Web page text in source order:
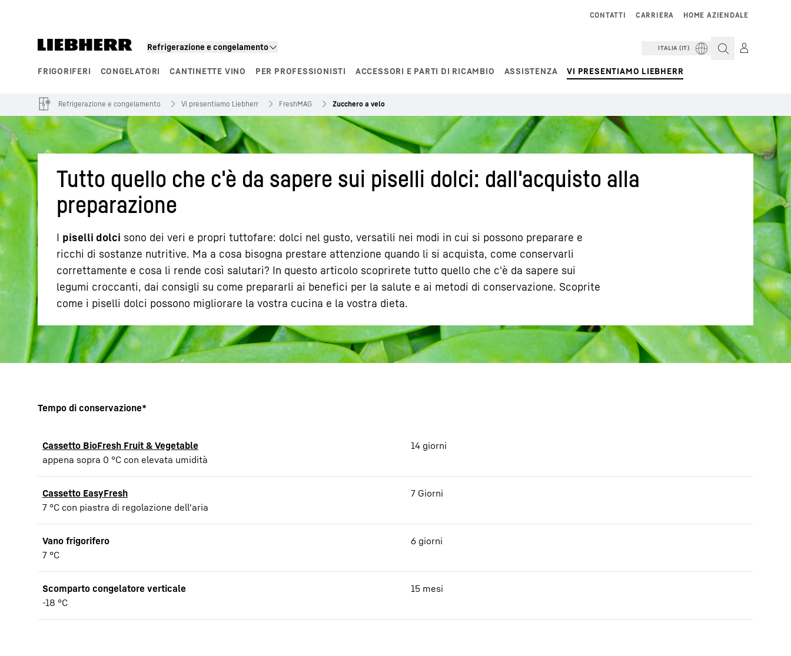
Refrigerazione e congelamento
FRIGORIFERI CONGELATORI CANTINETTE VINO PER PROFESSIONISTI ACCESSORI E PARTI DI RICAMBIO ASSISTENZA VI PRESENTIAMO LIEBHERR
HOME AZIENDALE
CARRIERA
CONTATTI
ITALIA (IT)
Maggiori informazioni sulla società Carriera in Liebherr
Refrigerazione e congelamento Vi presentiamo Liebherr FreshMAG Zucchero a velo
Tutto quello che c'è da sapere sui piselli dolci: dall'acquisto alla
preparazione
I piselli dolci sono dei veri e propri tuttofare: dolci nel gusto, versatili nei modi in cui si possono preparare e
ricchi di sostanze nutritive. Ma a cosa bisogna prestare attenzione quando li si acquista, come conservarli
correttamente e cosa li rende così salutari? In questo articolo scoprirete tutto quello che c'è da sapere sui
legumi croccanti, dai consigli su come prepararli ai benefici per la salute e ai metodi di conservazione. Scoprite
come i piselli dolci possono migliorare la vostra cucina e la vostra dieta.
Tempo di conservazione*
Cassetto BioFresh Fruit & Vegetable
appena sopra 0 °C con elevata umidità
14 giorni
Cassetto EasyFresh
7 °C con piastra di regolazione dell'aria
7 Giorni
Vano frigorifero
7 °C
6 giorni
Scomparto congelatore verticale
-18 °C
15 mesi